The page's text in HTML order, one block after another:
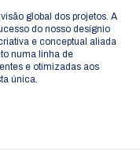
global dos projetos. A
do nosso desígnio
e conceptual aliada
numa linha de
e otimizadas aos
única.